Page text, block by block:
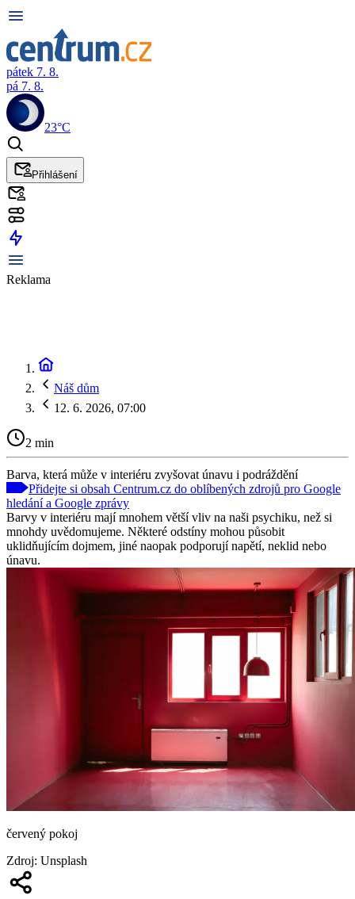
pátek 7. 8.
pá 7. 8.
23°C
Přihlášení
Reklama
Náš dům
12. 6. 2026, 07:00
2 min
Barva, která může v interiéru zvyšovat únavu i podráždění
Přidejte si obsah Centrum.cz do oblíbených zdrojů pro Google
hledání a Google zprávy
Barvy v interiéru mají mnohem větší vliv na naši psychiku, než si
mnohdy uvědomujeme. Některé odstíny mohou působit
uklidňujícím dojmem, jiné naopak podporují napětí, neklid nebo
únavu.
červený pokoj
Zdroj: Unsplash